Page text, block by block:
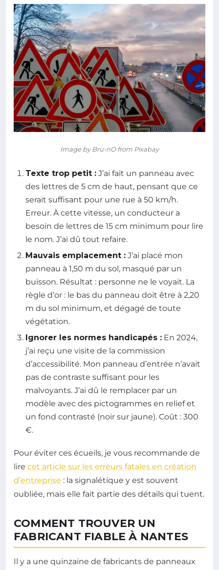
Image by Bru-nO from Pixabay
Texte trop petit : J’ai fait un panneau avec
des lettres de 5 cm de haut, pensant que ce
serait suffisant pour une rue à 50 km/h.
Erreur. À cette vitesse, un conducteur a
besoin de lettres de 15 cm minimum pour lire
le nom. J’ai dû tout refaire.
Mauvais emplacement : J’ai placé mon
panneau à 1,50 m du sol, masqué par un
buisson. Résultat : personne ne le voyait. La
règle d’or : le bas du panneau doit être à 2,20
m du sol minimum, et dégagé de toute
végétation.
Ignorer les normes handicapés : En 2024,
j’ai reçu une visite de la commission
d’accessibilité. Mon panneau d’entrée n’avait
pas de contraste suffisant pour les
malvoyants. J’ai dû le remplacer par un
modèle avec des pictogrammes en relief et
un fond contrasté (noir sur jaune). Coût : 300
€.
Pour éviter ces écueils, je vous recommande de
lire cet article sur les erreurs fatales en création
d’entreprise : la signalétique y est souvent
oubliée, mais elle fait partie des détails qui tuent.
COMMENT TROUVER UN
FABRICANT FIABLE À NANTES
Il y a une quinzaine de fabricants de panneaux